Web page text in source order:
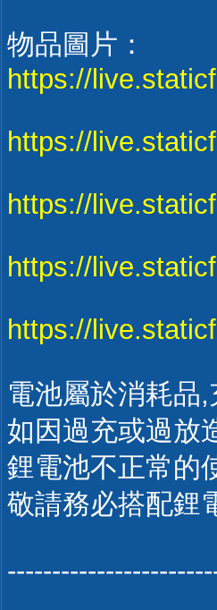
物品圖片：
https://
https://
https://
https://
https://
電池屬於消耗品
如因過充或過放
鋰電池不正常的
敬請務必搭配鋰